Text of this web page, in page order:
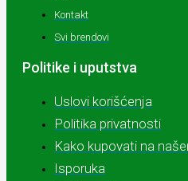
Kontakt
Svi brendovi
Politike i uputstva
Uslovi korišćenja
Politika privatnosti
Kako kupovati na
Isporuka